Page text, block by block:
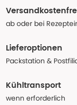
ab oder bei
Lieferoptionen
Packstation &
Kühltransport
wenn erforderlich